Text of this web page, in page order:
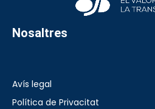
Nosaltres
Avís legal
Política de Privacitat